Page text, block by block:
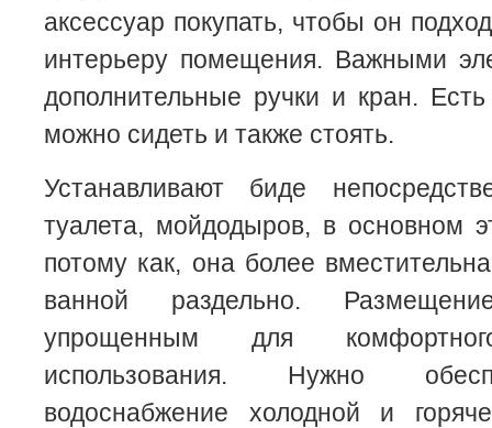
аксессуар покупать, чтобы он
интерьеру помещения. Важными
дополнительные ручки и кран.
можно сидеть и также стоять.
Устанавливают биде
туалета, мойдодыров, в основном
потому как, она более
ванной раздельно.
упрощенным для
использования. Нужно
водоснабжение холодной и